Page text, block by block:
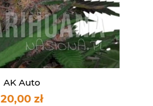
AK Auto
20,00 zł